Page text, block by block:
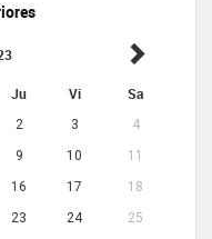
Ju Vi Sa
2 3
4
9 10
11
16 17
18
23 24
25